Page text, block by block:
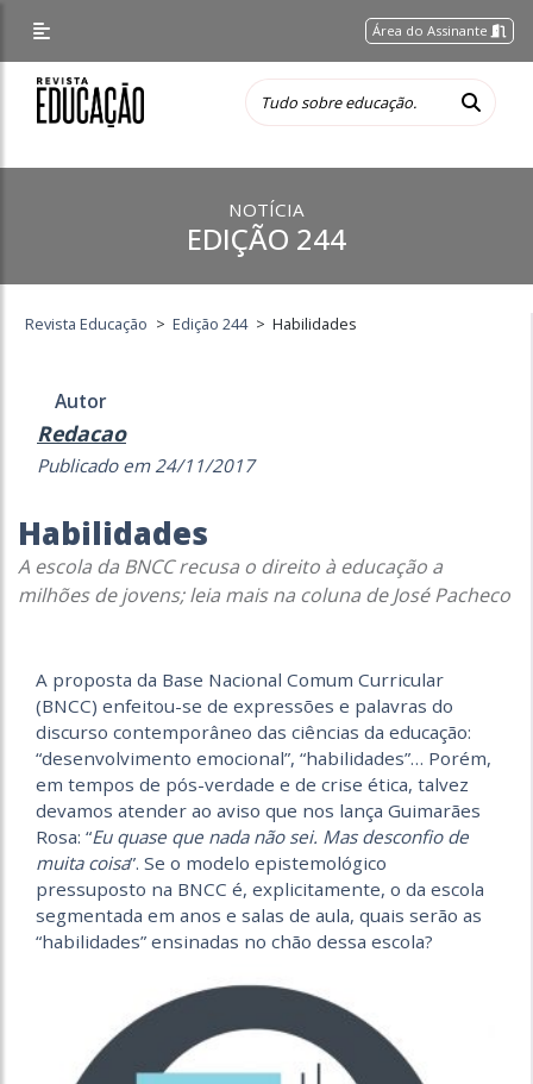
Área do Assinante
NOTÍCIA
EDIÇÃO 244
Revista Educação > Edição 244 > Habilidades
Autor
Redacao
Publicado em 24/11/2017
Habilidades
A escola da BNCC recusa o direito à educação a
milhões de jovens; leia mais na coluna de José Pacheco
A proposta da Base Nacional Comum Curricular
(BNCC) enfeitou-se de expressões e palavras do
discurso contemporâneo das ciências da educação:
“desenvolvimento emocional”, “habilidades”… Porém,
em tempos de pós-verdade e de crise ética, talvez
devamos atender ao aviso que nos lança Guimarães
Rosa: “Eu quase que nada não sei. Mas desconfio de
muita coisa”. Se o modelo epistemológico
pressuposto na BNCC é, explicitamente, o da escola
segmentada em anos e salas de aula, quais serão as
“habilidades” ensinadas no chão dessa escola?